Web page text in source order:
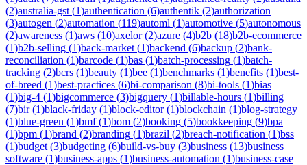
(2)australia-gst (1)authentication (6)authentik (2)authorization
(3)autogen (2)automation (119)automl (1)automotive (5)autonomous
(2)awareness (1)aws (10)axelor(2)azure (4)b2b (18)b2b-ecommerce
(1)b2b-selling (1)back-market (1)backend (6)backup (2)bank-
reconciliation (1)barcode (1)bas (1)batch-processing (1)batch-
tracking (2)bcrs (1)beauty (1)bee (1)benchmarks (1)benefits (1)best-
of-breed (1)best-practices (6)bi-comparison (8)bi-tools (1)bias
(1)big-4 (1)bigcommerce (3)bigquery (1)billable-hours (1)billing
(7)bir(1)black-friday (1)block-editor(1)blockchain (1)blog-strategy
(1)blue-green (1)bmf(1)bom (2)booking (5)bookkeeping (9)bpa
(1)bpm (1)brand (2)branding (1)brazil (2)breach-notification (1)bss
(1)budget (3)budgeting (6)build-vs-buy (3)business (13)business
software (1)business-apps (1)business-automation (1)business-case